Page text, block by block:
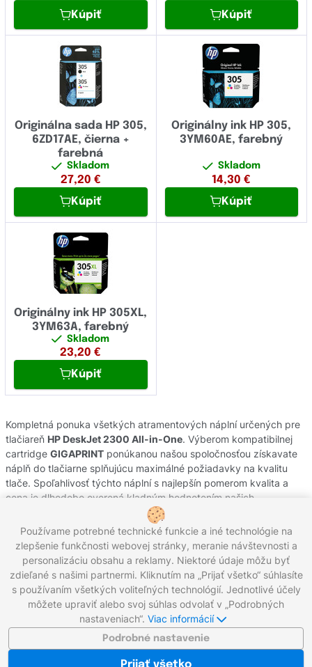
Kúpiť
Kúpiť
Originálna sada HP 305,
6ZD17AE, čierna +
farebná
Skladom
27,20 €
Kúpiť
Originálny ink HP 305,
3YM60AE, farebný
Skladom
14,30 €
Kúpiť
Originálny ink HP 305XL,
3YM63A, farebný
Skladom
23,20 €
Kúpiť
Kompletná ponuka všetkých atramentových náplní určených pre
tlačiareň HP DeskJet 2300 All-in-One. Výberom kompatibilnej
cartridge GIGAPRINT ponúkanou našou spoločnosťou získavate
náplň do tlačiarne splňujúcu maximálné požiadavky na kvalitu
tlače. Spoľahlivosť týchto náplní s najlepšín pomerom kvalita a
cena je dlhodobo overená kladným hodnotením našich
zákazníkov. Originálne atramentové cartridge od výrobcov
pochádzajú z oficiálnej slovenskej distribúcie s garanciou pôvodu.
Potrebujete poradiť s výberom náplní do Vašej tlačiarne,
kontaktujte náš zákaznícky servis, kde Vám radi pomôžeme.
Zavolajte nám: 0221 000 012 Pracovné dni 8:00 - 16:30
Napíšte nám:info@gigaprint.sk©2026 gigaprint.sk
Používame potrebné technické funkcie a iné technológie na
zlepšenie funkčnosti webovej stránky, meranie návštevnosti a
personalizáciu obsahu a reklamy. Niektoré údaje môžu byť
zdieľané s našimi partnermi. Kliknutím na „Prijať všetko“ súhlasíte
s používaním všetkých voliteľných technológií. Jednotlivé účely
môžete upraviť alebo svoj súhlas odvolať v „Podrobných
nastaveniach“. Viac informácií
Podrobné nastavenie
Prijať všetko